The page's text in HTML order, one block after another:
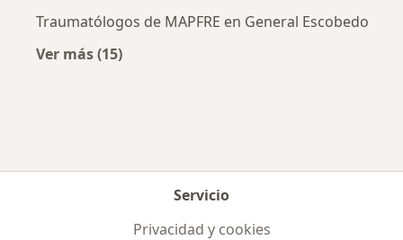
Traumatólogos de MAPFRE en General Escobedo
Ver más (15)
Servicio
Privacidad y cookies